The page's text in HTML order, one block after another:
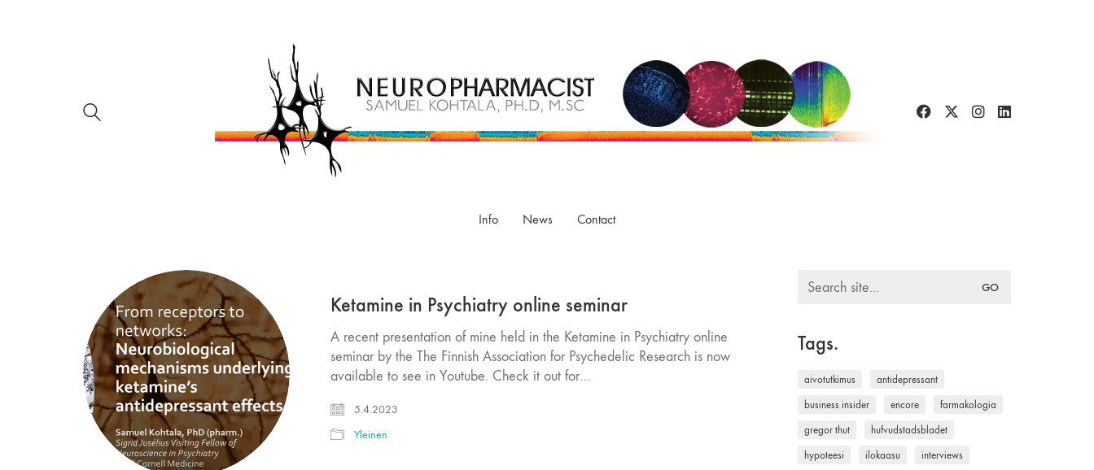
Info News Contact
Ketamine in Psychiatry online seminar
A recent presentation of mine held in the Ketamine in Psychiatry online
seminar by the The Finnish Association for Psychedelic Research is now
available to see in Youtube. Check it out for…
5.4.2023
Yleinen
Search
Tags.
aivotutkimus antidepressant
business insider encore farmakologia
gregor thut hufvudstadsbladet
hypoteesi ilokaasu interviews